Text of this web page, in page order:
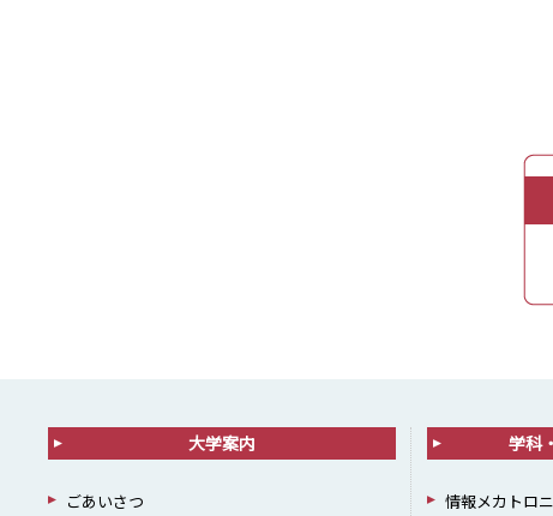
大学案内
ごあいさつ
学科
情報メカトロ